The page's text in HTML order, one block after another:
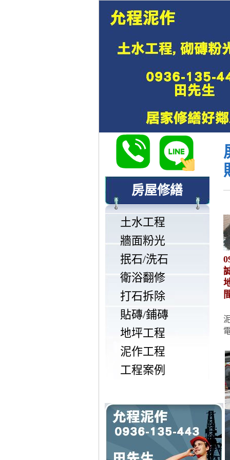
房屋修繕
土水工程
牆面粉光
抿石/洗石
衛浴翻修
打石拆除
貼磚/鋪磚
地坪工程
泥作工程
工程案例